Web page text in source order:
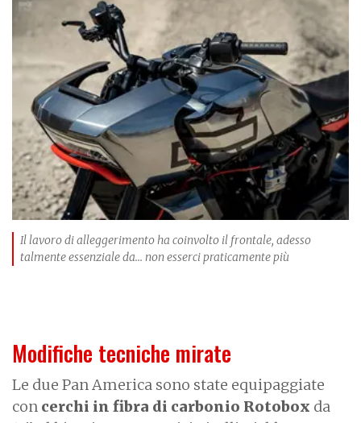
g
Il lavoro di alleggerimento ha coinvolto il frontale, adesso
talmente essenziale da... non esserci praticamente più
Modifiche tecniche mirate
Le due Pan America sono state equipaggiate
con cerchi in fibra di carbonio Rotobox da